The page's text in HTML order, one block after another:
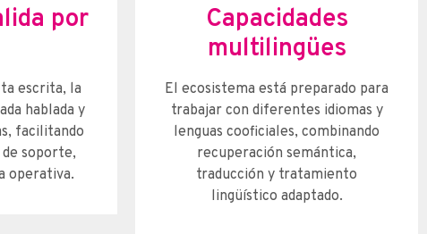
por
escrita, la
hablada y
facilitando
soporte,
operativa.
Capacidades
multilingües
El ecosistema está preparado para
trabajar con diferentes idiomas y
lenguas cooficiales, combinando
recuperación semántica,
traducción y tratamiento
lingüístico adaptado.